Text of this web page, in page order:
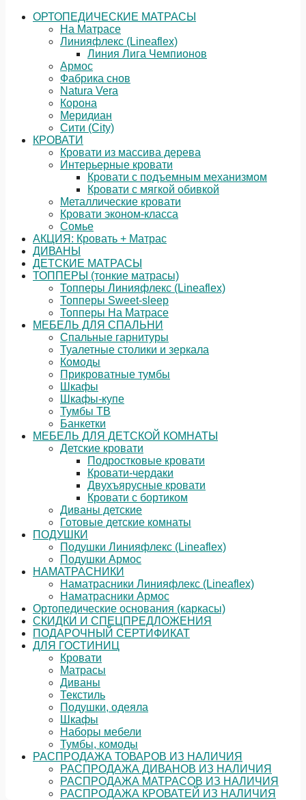
ОРТОПЕДИЧЕСКИЕ МАТРАСЫ
На Матрасе
Линияфлекс (Lineaflex)
Линия Лига Чемпионов
Армос
Фабрика снов
Natura Vera
Корона
Меридиан
Сити (City)
КРОВАТИ
Кровати из массива дерева
Интерьерные кровати
Кровати с подъемным механизмом
Кровати с мягкой обивкой
Металлические кровати
Кровати эконом-класса
Сомье
АКЦИЯ: Кровать + Матрас
ДИВАНЫ
ДЕТСКИЕ МАТРАСЫ
ТОППЕРЫ (тонкие матрасы)
Топперы Линияфлекс (Lineaflex)
Топперы Sweet-sleep
Топперы На Матрасе
МЕБЕЛЬ ДЛЯ СПАЛЬНИ
Спальные гарнитуры
Туалетные столики и зеркала
Комоды
Прикроватные тумбы
Шкафы
Шкафы-купе
Тумбы ТВ
Банкетки
МЕБЕЛЬ ДЛЯ ДЕТСКОЙ КОМНАТЫ
Детские кровати
Подростковые кровати
Кровати-чердаки
Двухъярусные кровати
Кровати с бортиком
Диваны детские
Готовые детские комнаты
ПОДУШКИ
Подушки Линияфлекс (Lineaflex)
Подушки Армос
НАМАТРАСНИКИ
Наматрасники Линияфлекс (Lineaflex)
Наматрасники Армос
Ортопедические основания (каркасы)
СКИДКИ И СПЕЦПРЕДЛОЖЕНИЯ
ПОДАРОЧНЫЙ СЕРТИФИКАТ
ДЛЯ ГОСТИНИЦ
Кровати
Матрасы
Диваны
Текстиль
Подушки, одеяла
Шкафы
Наборы мебели
Тумбы, комоды
РАСПРОДАЖА ТОВАРОВ ИЗ НАЛИЧИЯ
РАСПРОДАЖА ДИВАНОВ ИЗ НАЛИЧИЯ
РАСПРОДАЖА МАТРАСОВ ИЗ НАЛИЧИЯ
РАСПРОДАЖА КРОВАТЕЙ ИЗ НАЛИЧИЯ